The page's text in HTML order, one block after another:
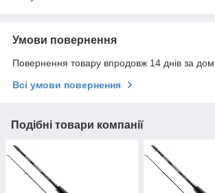
Умови повернення
Повернення товару впродовж 14 днів за
Всі умови повернення
Подібні товари компанії